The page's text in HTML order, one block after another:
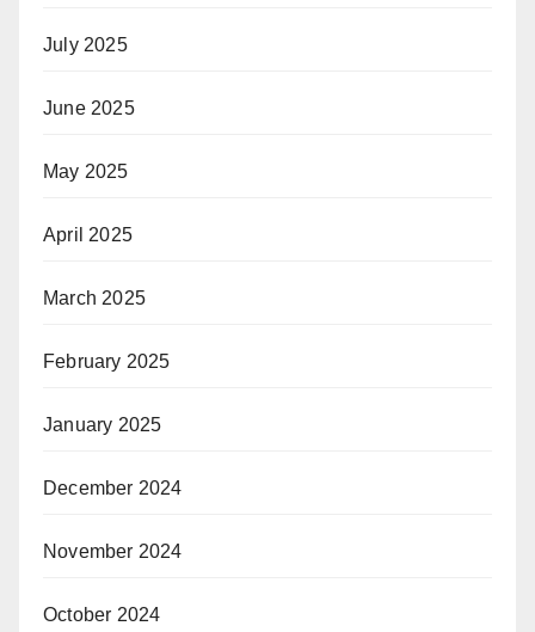
July 2025
June 2025
May 2025
April 2025
March 2025
February 2025
January 2025
December 2024
November 2024
October 2024